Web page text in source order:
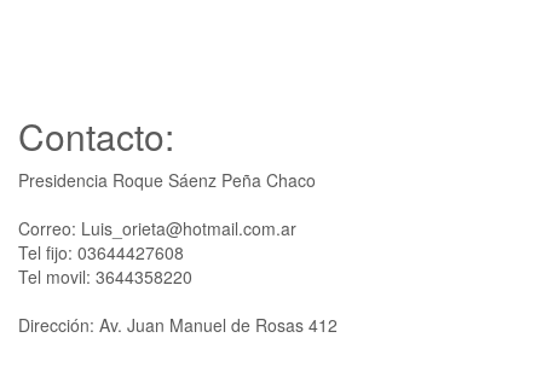
Contacto:
Presidencia Roque Sáenz Peña Chaco
Correo: Luis_orieta@hotmail.com.ar
Tel fijo: 03644427608
Tel movil: 3644358220
Dirección: Av. Juan Manuel de Rosas 412